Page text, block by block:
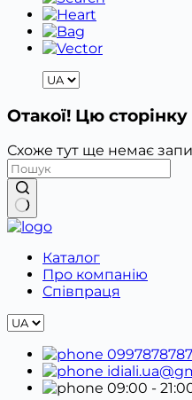
Отакої! Цю
Схоже тут ще немає
Немає
Каталог
Про компанію
Співпраця
0997878787
09:00 -